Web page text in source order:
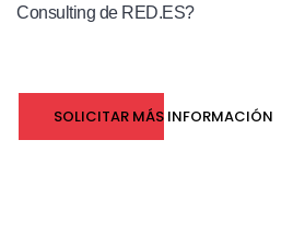
Consulting de RED.ES?
SOLICITAR MÁS INFORMACIÓN